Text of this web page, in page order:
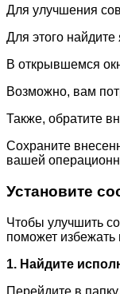
Для улучшения
Для этого
В открывшемся
Возможно, вам
Также, обратите
Сохраните
вашей
Установите
Чтобы улучшить
поможет избежать
1. Найдите
Перейдите в